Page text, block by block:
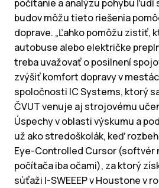
počítanie a analýzu pohybu ľudí
budov môžu tieto riešenia
doprave. „Ľahko pomôžu zistiť,
autobuse alebo električke
treba uvažovať o posilnení
zvýšiť komfort dopravy v
spoločnosti IC Systems, ktorý
ČVUT venuje aj strojovému
Úspechy v oblasti výskumu a
už ako stredoškolák, keď
Eye-Controlled Cursor (softvér
počítača iba očami), za ktorý
súťaži I-SWEEEP v Houstone v